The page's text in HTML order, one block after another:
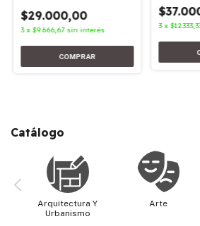
$29.000,00
3 x $9.666,67 sin interés 3 x
Catálogo
Arquitectura Y
Urbanismo
Arte